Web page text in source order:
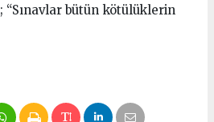
“Sınavlar bütün kötülüklerin